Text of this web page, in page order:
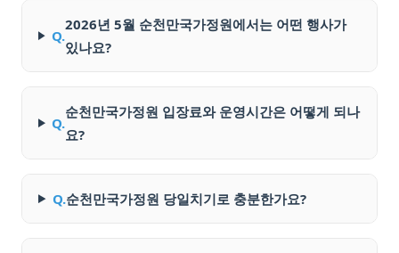
Q.
2026년 5월 순천만국가정원에서는 어떤 행사가
있나요?
Q.
순천만국가정원 입장료와 운영시간은 어떻게 되나
요?
Q.순천만국가정원 당일치기로 충분한가요?